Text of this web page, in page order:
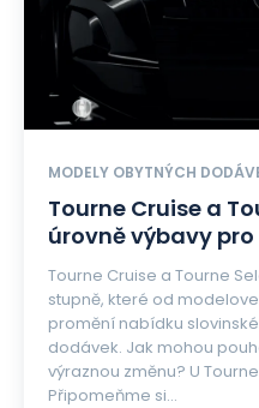
MODELY OBYTNÝCH
Tourne Cruise a
úrovně výbavy pro
Tourne Cruise a Tourne
stupně, které od
promění nabídku
dodávek. Jak mohou
výraznou změnu? U
Připomeňme si...